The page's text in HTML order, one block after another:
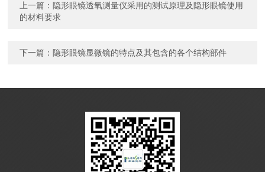
上一篇： 隐形眼镜透氧测量仪采用的测试原理及隐形眼镜使用
的材料要求
下一篇： 隐形眼镜显微镜的特点及其包含的各个结构部件